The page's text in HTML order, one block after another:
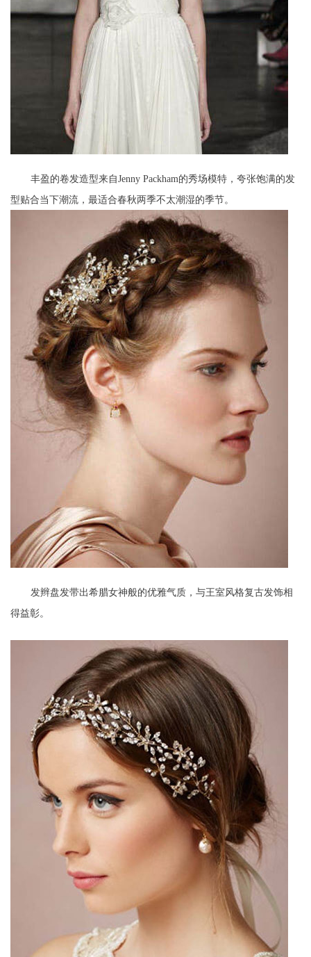
丰盈的卷发造型来自Jenny Packham的秀场模特，夸张饱满的发
型贴合当下潮流，最适合春秋两季不太潮湿的季节。
发辫盘发带出希腊女神般的优雅气质，与王室风格复古发饰相
得益彰。